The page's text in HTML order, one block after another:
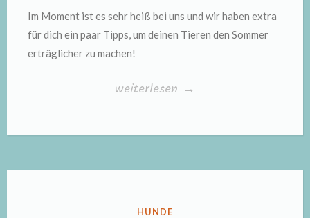
Im Moment ist es sehr heiß bei uns und wir haben extra
für dich ein paar Tipps, um deinen Tieren den Sommer
erträglicher zu machen!
„Tipps
Hitze“
weiterlesen →
VERÖFFENTLICHT
HUNDE